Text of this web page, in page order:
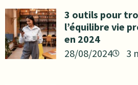
3 outils pour
l’équilibre vie
en 2024
28/08/2024